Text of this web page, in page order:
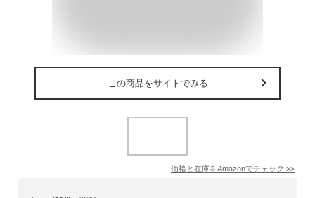
この商品をサイトでみる
価格と在庫をAmazonでチェック >>